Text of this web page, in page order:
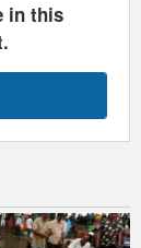
in this